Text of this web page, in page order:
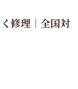
修理｜全国対